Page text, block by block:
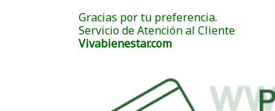
Gracias por tu preferencia.
Servicio de Atención al Cliente
Vivabienestar.com